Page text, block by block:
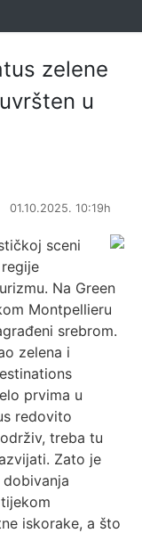
zelene
u
01.10.2025. 10:19h
sceni
Na Green
Montpellieru
srebrom.
zelena i
prvima u
redovito
treba tu
Zato je
iskorake, a što